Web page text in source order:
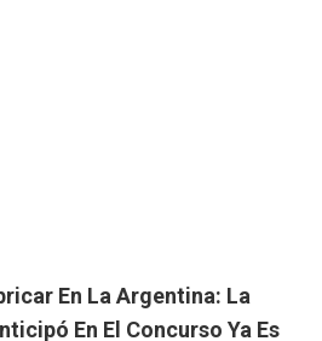
En La Argentina: La
En El Concurso Ya Es